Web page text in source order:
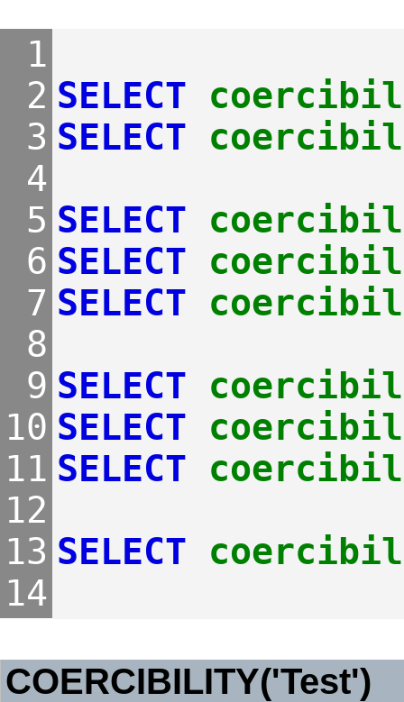
1
2
3
4
5
6
7
8
9
10
11
12
13
14
SELECT
SELECT
SELECT
SELECT
SELECT
SELECT
SELECT
SELECT
SELECT
COERCIBILITY('Test')